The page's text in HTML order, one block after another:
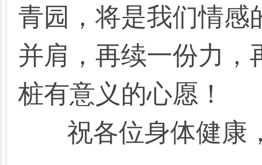
青园，将是我们情感
并肩，再续一份力，
桩有意义的心愿！
祝各位身体健康